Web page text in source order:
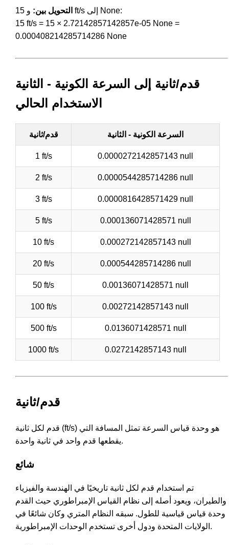
التحويل بين:
و 15 ft/s إلى None:
15 ft/s = 15 × 2.72142857142857e-05 None =
0.000408214285714286 None
قدم/ثانية إلى السرعة الكونية - الثانية
الاستخدام الحالي
قدم/ثانية السرعة الكونية - الثانية
1 ft/s 0.0000272142857143 null
2 ft/s 0.0000544285714286 null
3 ft/s 0.0000816428571429 null
5 ft/s 0.000136071428571 null
10 ft/s 0.000272142857143 null
20 ft/s 0.000544285714286 null
50 ft/s 0.00136071428571 null
100 ft/s 0.00272142857143 null
500 ft/s 0.0136071428571 null
1000 ft/s 0.0272142857143 null
قدم/ثانية
قدم لكل ثانية (ft/s) هو وحدة قياس السرعة تمثل المسافة التي
يقطعها قدم واحد في ثانية واحدة.
شائع
تم استخدام قدم لكل ثانية تاريخيًا في الهندسة والفيزياء
والطيران، ويعود أصله إلى نظام القياس الإمبراطوري حيث القدم
وحدة قياس قياسية للطول. سبقه النظام المتري وكان شائعًا في
الولايات المتحدة ودول أخرى تستخدم الوحدات الإمبراطورية.